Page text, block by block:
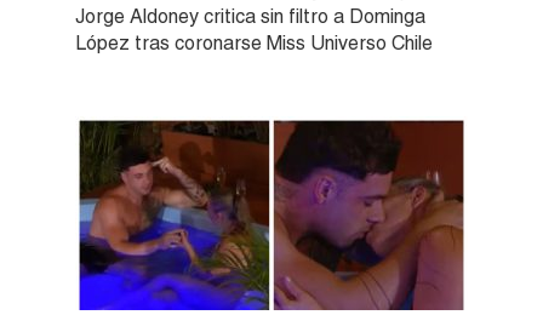
Jorge Aldoney critica sin filtro a Dominga
López tras coronarse Miss Universo Chile